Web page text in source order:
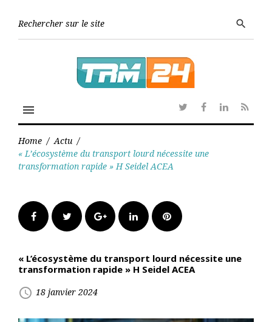
search
menu
TwitterFacebook
Linkedin
RSS
Home / Actu /
« L’écosystème du transport lourd nécessite une
transformation rapide » H Seidel ACEA
FacebookTwitter Google+LinkedInPinterest
« L’écosystème du transport lourd nécessite une
transformation rapide » H Seidel ACEA
access_time 18 janvier 2024